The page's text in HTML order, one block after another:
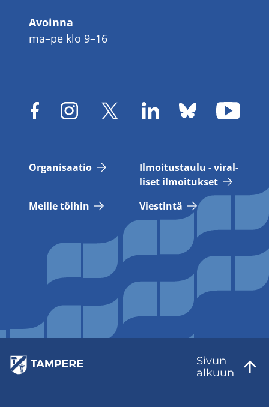
Avoinna
ma–pe klo 9–16
Or­ga­ni­saa­tio
Il­moi­tus­tau­lu - vi­ral­
li­set il­moi­tuk­set
Meil­le töi­hin
Vies­tin­tä
Sivun
al­kuun